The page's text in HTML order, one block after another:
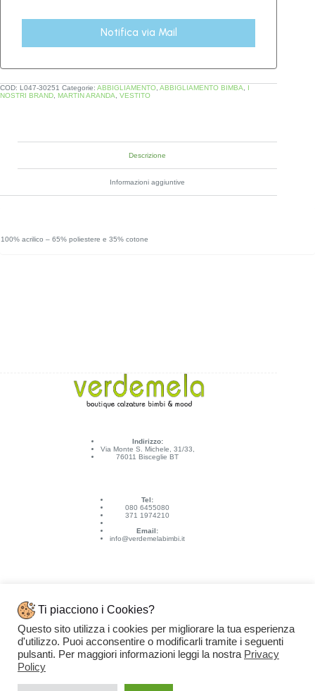
Notifica via Mail
COD: L047-30251 Categorie: ABBIGLIAMENTO ABBIGLIAMENTO BIMBA
I
NOSTRI BRAND MARTIN ARANDA VESTITO
Descrizione
Informazioni aggiuntive
100% acrilico – 65% poliestere e 35% cotone
Indirizzo:
Via Monte S. Michele, 31/33,
76011 Bisceglie BT
Tel:
080 6455080
371 1974210
Email:
info@verdemelabimbi.it
Link Utili
Spedizioni e pagamenti
Condizioni di vendita
Ti piacciono i Cookies?
Questo sito utilizza i cookies per migliorare la tua esperienza
d'utilizzo. Puoi acconsentire o modificarli tramite i seguenti
pulsanti. Per maggiori informazioni leggi la nostra Privacy
Policy